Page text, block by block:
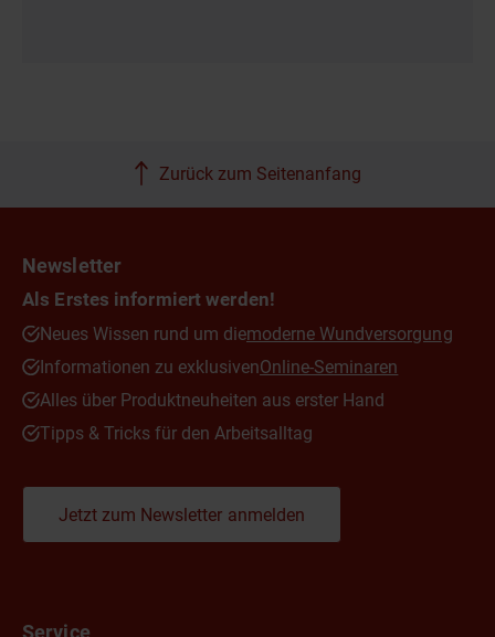
Zurück zum Seitenanfang
Newsletter
Als Erstes informiert werden!
Neues Wissen rund um diemoderne Wundversorgung
Informationen zu exklusivenOnline-Seminaren
Alles über Produktneuheiten aus erster Hand
Tipps & Tricks für den Arbeitsalltag
Jetzt zum Newsletter anmelden
Service